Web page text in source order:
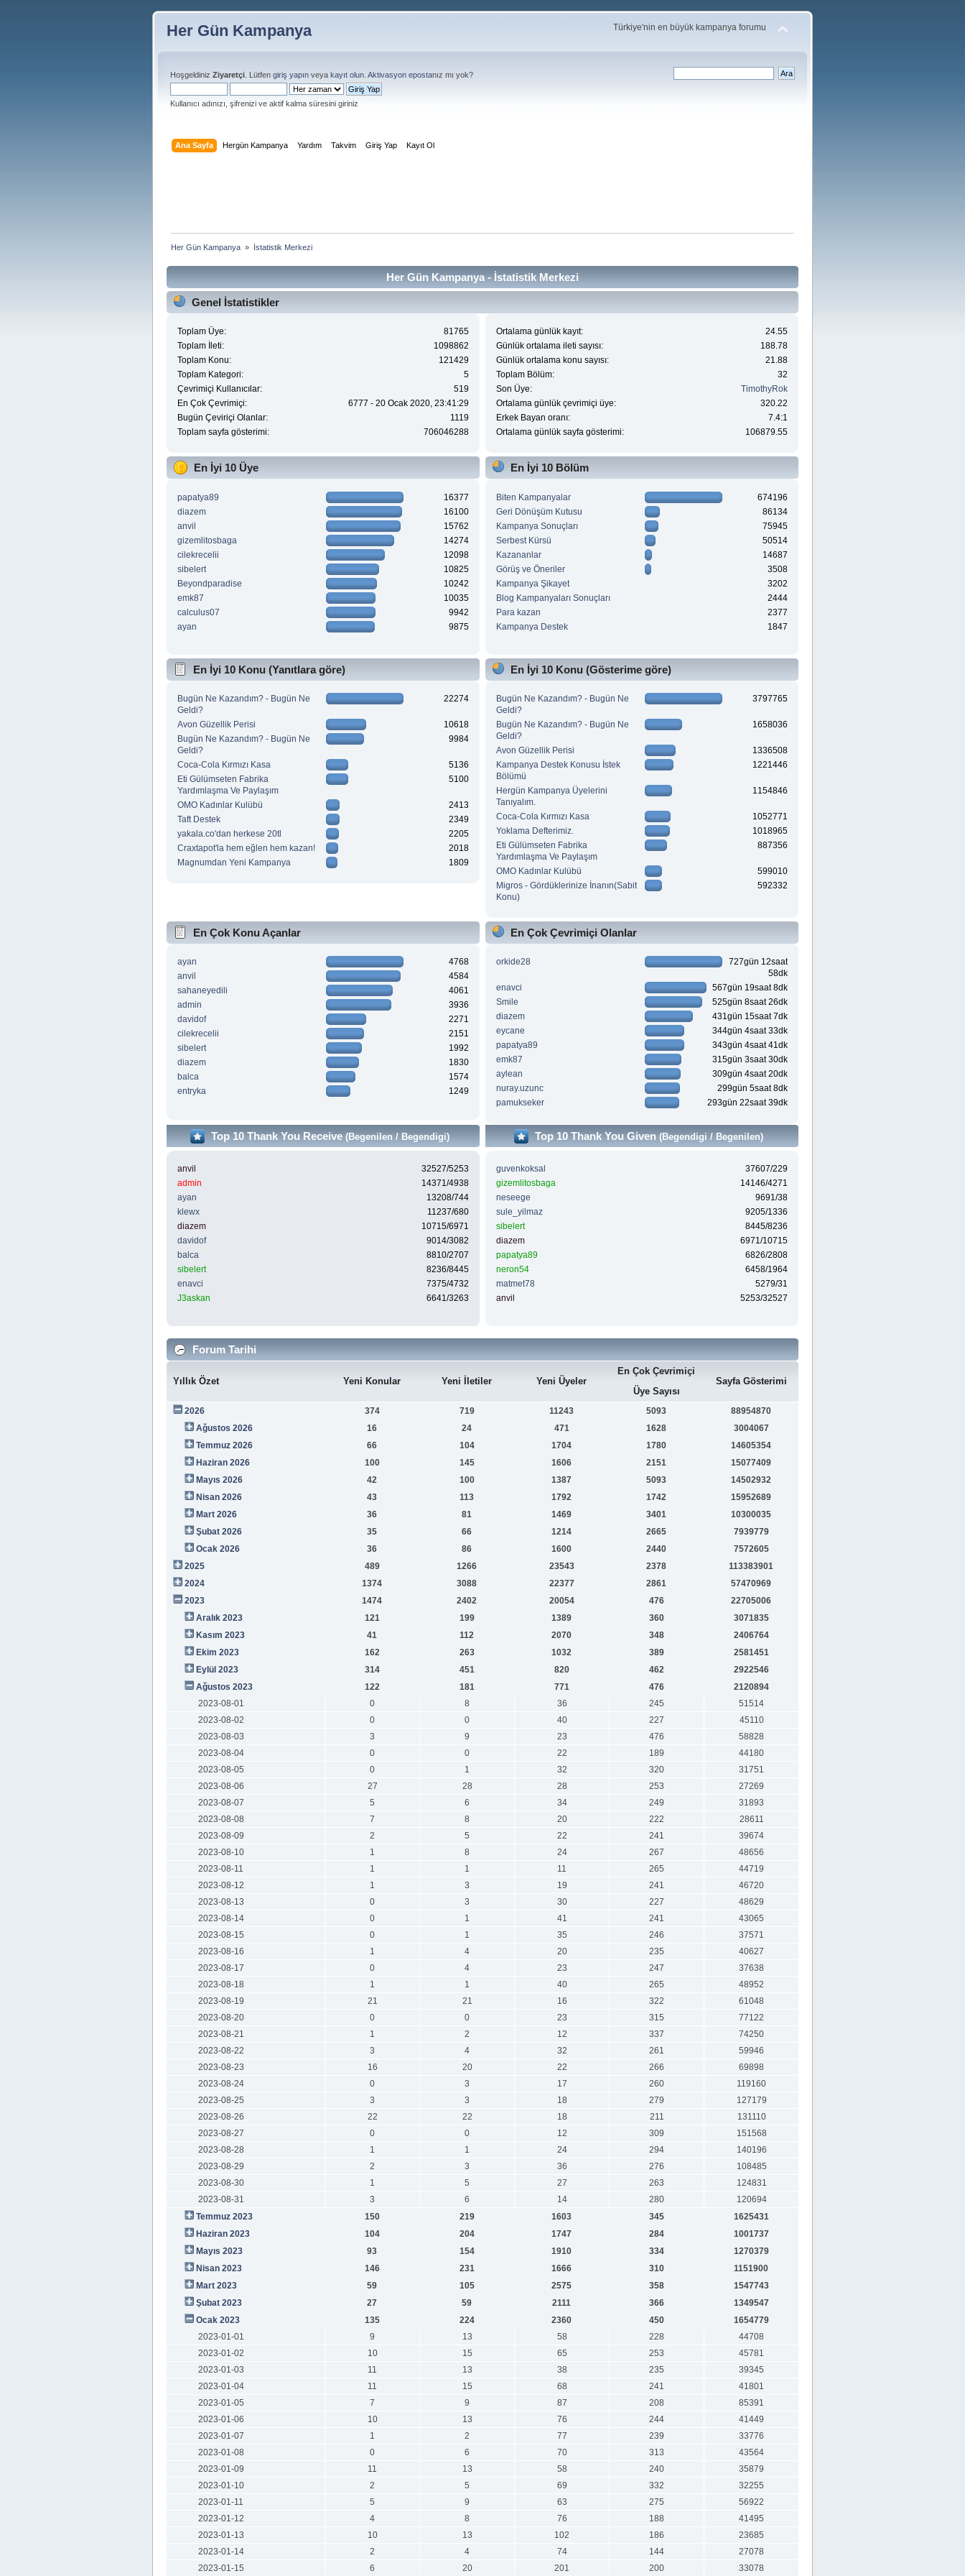
Her Gün Kampanya Türkiye'nin en büyük kampanya forumu
Hoşgeldiniz Ziyaretçi . Lütfen giriş yapın veya kayıt olun Aktivasyon epostanız mı yok?
Kullanıcı adınızı, şifrenizi ve aktif kalma süresini giriniz
Ana Sayfa Hergün Kampanya Yardım Takvim Giriş Yap Kayıt Ol
Her Gün Kampanya » İstatistik Merkezi
Her Gün Kampanya - İstatistik Merkezi
Genel İstatistikler
Toplam Üye:
81765
Toplam İleti:
1098862
Toplam Konu:
121429
Toplam Kategori:
5
Çevrimiçi Kullanıcılar:
519
En Çok Çevrimiçi:
6777 - 20 Ocak 2020, 23:41:29
Bugün Çeviriçi Olanlar:
1119
Toplam sayfa gösterimi:
706046288
Ortalama günlük kayıt:
24.55
Günlük ortalama ileti sayısı:
188.78
Günlük ortalama konu sayısı:
21.88
Toplam Bölüm:
32
Son Üye:
TimothyRok
Ortalama günlük çevrimiçi üye:
320.22
Erkek Bayan oranı:
7.4:1
Ortalama günlük sayfa gösterimi:
106879.55
En İyi 10 Üye
papatya89
16377
diazem
16100
anvil
15762
gizemlitosbaga
14274
cilekrecelii
12098
sibelert
10825
Beyondparadise
10242
emk87
10035
calculus07
9942
ayan
9875
En İyi 10 Bölüm
Biten Kampanyalar
674196
Geri Dönüşüm Kutusu
86134
Kampanya Sonuçları
75945
Serbest Kürsü
50514
Kazananlar
14687
Görüş ve Öneriler
3508
Kampanya Şikayet
3202
Blog Kampanyaları Sonuçları
2444
Para kazan
2377
Kampanya Destek
1847
En İyi 10 Konu (Yanıtlara göre)
Bugün Ne Kazandım? - Bugün Ne
Geldi?
22274
Avon Güzellik Perisi
10618
Bugün Ne Kazandım? - Bugün Ne
Geldi?
9984
Coca-Cola Kırmızı Kasa
5136
Eti Gülümseten Fabrika
Yardımlaşma Ve Paylaşım
5100
OMO Kadınlar Kulübü
2413
Taft Destek
2349
yakala.co'dan herkese 20tl
2205
Craxtapot'la hem eğlen hem kazan!
2018
Magnumdan Yeni Kampanya
1809
En İyi 10 Konu (Gösterime göre)
Bugün Ne Kazandım? - Bugün Ne
Geldi?
3797765
Bugün Ne Kazandım? - Bugün Ne
Geldi?
1658036
Avon Güzellik Perisi
1336508
Kampanya Destek Konusu İstek
Bölümü
1221446
Hergün Kampanya Üyelerini
Tanıyalım.
1154846
Coca-Cola Kırmızı Kasa
1052771
Yoklama Defterimiz.
1018965
Eti Gülümseten Fabrika
Yardımlaşma Ve Paylaşım
887356
OMO Kadınlar Kulübü
599010
Migros - Gördüklerinize İnanın(Sabit
Konu)
592332
En Çok Konu Açanlar
ayan
4768
anvil
4584
sahaneyedili
4061
admin
3936
davidof
2271
cilekrecelii
2151
sibelert
1992
diazem
1830
balca
1574
entryka
1249
En Çok Çevrimiçi Olanlar
orkide28
727gün 12saat
58dk
enavci
567gün 19saat 8dk
Smile
525gün 8saat 26dk
diazem
431gün 15saat 7dk
eycane
344gün 4saat 33dk
papatya89
343gün 4saat 41dk
emk87
315gün 3saat 30dk
aylean
309gün 4saat 20dk
nuray.uzunc
299gün 5saat 8dk
pamukseker
293gün 22saat 39dk
Top 10 Thank You Receive (Begenilen / Begendigi)
anvil
32527/5253
admin
14371/4938
ayan
13208/744
klewx
11237/680
diazem
10715/6971
davidof
9014/3082
balca
8810/2707
sibelert
8236/8445
enavci
7375/4732
J3askan
6641/3263
Top 10 Thank You Given(Begendigi / Begenilen)
guvenkoksal
37607/229
gizemlitosbaga
14146/4271
neseege
9691/38
sule_yilmaz
9205/1336
sibelert
8445/8236
diazem
6971/10715
papatya89
6826/2808
neron54
6458/1964
matmet78
5279/31
anvil
5253/32527
Forum Tarihi
Yıllık Özet Yeni Konular Yeni İletiler Yeni Üyeler
En Çok Çevrimiçi
Üye Sayısı
Sayfa Gösterimi
2026 374 719 11243 5093
88954870
Ağustos 2026
16 24 471 1628
3004067
Temmuz 2026
66 104 1704 1780
14605354
Haziran 2026
100 145 1606 2151
15077409
Mayıs 2026
42 100 1387 5093
14502932
Nisan 2026
43 113 1792 1742
15952689
Mart 2026
36 81 1469 3401
10300035
Şubat 2026
35 66 1214 2665
7939779
Ocak 2026
36 86 1600 2440
7572605
2025
489 1266 23543 2378
113383901
2024
1374 3088 22377 2861
57470969
2023
1474 2402 20054 476
22705006
Aralık 2023
121 199 1389 360
3071835
Kasım 2023
41 112 2070 348
2406764
Ekim 2023
162 263 1032 389
2581451
Eylül 2023
314 451 820 462
2922546
Ağustos 2023
122 181 771 476
2120894
2023-08-01
0 8 36 245
51514
2023-08-02
0 0 40 227
45110
2023-08-03
3 9 23 476
58828
2023-08-04
0 0 22 189
44180
2023-08-05
0 1 32 320
31751
2023-08-06
27 28 28 253
27269
2023-08-07
5 6 34 249
31893
2023-08-08
7 8 20 222
28611
2023-08-09
2 5 22 241
39674
2023-08-10
1 8 24 267
48656
2023-08-11
1 1 11 265
44719
2023-08-12
1 3 19 241
46720
2023-08-13
0 3 30 227
48629
2023-08-14
0 1 41 241
43065
2023-08-15
0 1 35 246
37571
2023-08-16
1 4 20 235
40627
2023-08-17
0 4 23 247
37638
2023-08-18
1 1 40 265
48952
2023-08-19
21 21 16 322
61048
2023-08-20
0 0 23 315
77122
2023-08-21
1 2 12 337
74250
2023-08-22
3 4 32 261
59946
2023-08-23
16 20 22 266
69898
2023-08-24
0 3 17 260
119160
2023-08-25
3 3 18 279
127179
2023-08-26
22 22 18 211
131110
2023-08-27
0 0 12 309
151568
2023-08-28
1 1 24 294
140196
2023-08-29
2 3 36 276
108485
2023-08-30
1 5 27 263
124831
2023-08-31
3 6 14 280
120694
Temmuz 2023
150 219 1603 345
1625431
Haziran 2023
104 204 1747 284
1001737
Mayıs 2023
93 154 1910 334
1270379
Nisan 2023
146 231 1666 310
1151900
Mart 2023
59 105 2575 358
1547743
Şubat 2023
27 59 2111 366
1349547
Ocak 2023
135 224 2360 450
1654779
2023-01-01
9 13 58 228
44708
2023-01-02
10 15 65 253
45781
2023-01-03
11 13 38 235
39345
2023-01-04
11 15 68 241
41801
2023-01-05
7 9 87 208
85391
2023-01-06
10 13 76 244
41449
2023-01-07
1 2 77 239
33776
2023-01-08
0 6 70 313
43564
2023-01-09
11 13 58 240
35879
2023-01-10
2 5 69 332
32255
2023-01-11
5 9 63 275
56922
2023-01-12
4 8 76 188
41495
2023-01-13
10 13 102 186
23685
2023-01-14
2 4 74 144
27078
2023-01-15
6 20 201 200 33078